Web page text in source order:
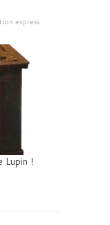
express
Lupin !